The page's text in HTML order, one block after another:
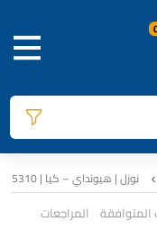
نوزل | هيونداي – كيا | 35310-2M327 | 1.6 L | اصلي تفصيخ
المتوافقة المراجعات